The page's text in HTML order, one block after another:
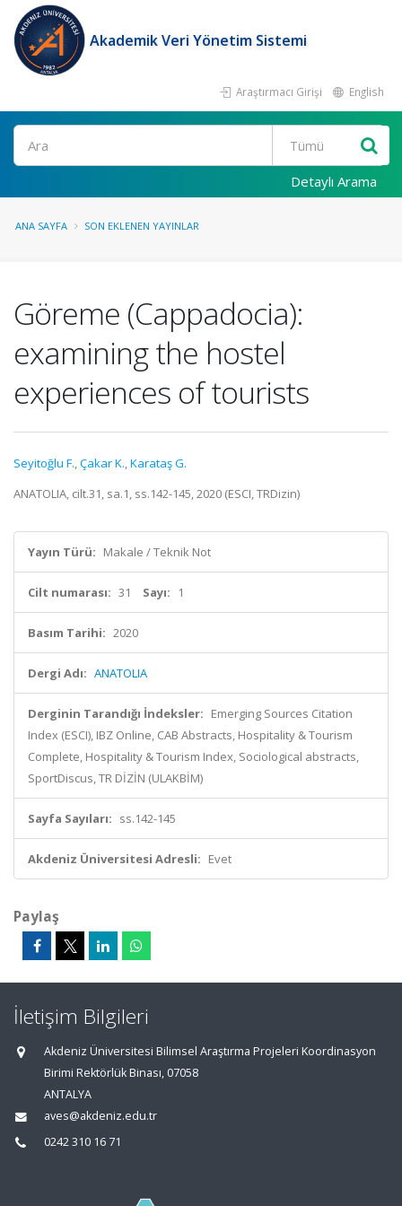
Akademik Veri Yönetim Sistemi
Araştırmacı Girişi English
Ara
Detaylı Arama
ANA SAYFA SON EKLENEN YAYINLAR
Göreme (Cappadocia):
examining the hostel
experiences of tourists
Seyitoğlu F.,Çakar K.,Karataş G.
ANATOLIA, cilt.31, sa.1, ss.142-145, 2020 (ESCI, TRDizin)
Yayın Türü: Makale / Teknik Not
Cilt numarası: 31 Sayı: 1
Basım Tarihi: 2020
Dergi Adı: ANATOLIA
Derginin Tarandığı İndeksler: Emerging Sources Citation
Index (ESCI), IBZ Online, CAB Abstracts, Hospitality & Tourism
Complete, Hospitality & Tourism Index, Sociological abstracts,
SportDiscus, TR DİZİN (ULAKBİM)
Sayfa Sayıları: ss.142-145
Akdeniz Üniversitesi Adresli: Evet
Paylaş
İletişim Bilgileri
Akdeniz Üniversitesi Bilimsel Araştırma Projeleri Koordinasyon
Birimi Rektörlük Binası, 07058
ANTALYA
aves@akdeniz.edu.tr
0242 310 16 71